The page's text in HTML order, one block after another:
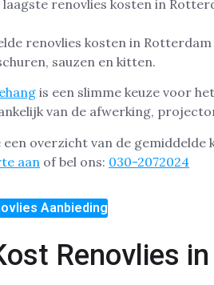
renovlies kosten in
sauzen en kitten.
is een slimme keuze voor
van de afwerking,
overzicht van de
aan of bel ons: 030-2072024
Aanbieding
Renovlies